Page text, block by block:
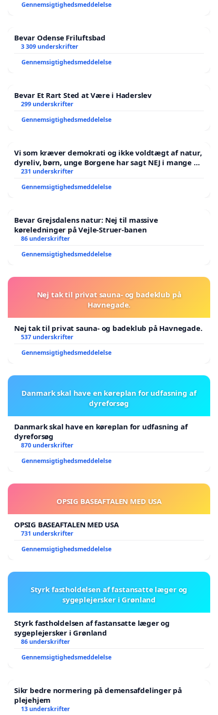
Gennemsigtighedsmeddelelse
Bevar Odense Friluftsbad
3 309 underskrifter
Gennemsigtighedsmeddelelse
Bevar Et Rart Sted at Være i Haderslev
299 underskrifter
Gennemsigtighedsmeddelelse
Vi som kræver demokrati og ikke voldtægt af natur,
dyreliv, børn, unge Borgene har sagt NEJ i mange år.
Der er
231 underskrifter
Gennemsigtighedsmeddelelse
Bevar Grejsdalens natur: Nej til massive
køreledninger på Vejle-Struer-banen
86 underskrifter
Gennemsigtighedsmeddelelse
Nej tak til privat sauna- og badeklub på
Havnegade.
Nej tak til privat sauna- og badeklub på Havnegade.
537 underskrifter
Gennemsigtighedsmeddelelse
Danmark skal have en køreplan for udfasning af
dyreforsøg
Danmark skal have en køreplan for udfasning af
dyreforsøg
870 underskrifter
Gennemsigtighedsmeddelelse
OPSIG BASEAFTALEN MED USA
OPSIG BASEAFTALEN MED USA
731 underskrifter
Gennemsigtighedsmeddelelse
Styrk fastholdelsen af fastansatte læger og
sygeplejersker i Grønland
Styrk fastholdelsen af fastansatte læger og
sygeplejersker i Grønland
86 underskrifter
Gennemsigtighedsmeddelelse
Sikr bedre normering på demensafdelinger på
plejehjem
13 underskrifter